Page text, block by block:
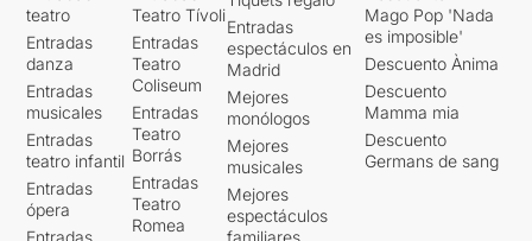
teatro
Entradas
danza
Entradas
musicales
Entradas
teatro infantil
Entradas
ópera
Entradas
Teatro Tívoli
Entradas
Teatro
Coliseum
Entradas
Teatro
Borrás
Entradas
Teatro
Romea
Entradas
espectáculos en
Madrid
Mejores
monólogos
Mejores
musicales
Mejores
espectáculos
familiares
Mago Pop 'Nada
es imposible'
Descuento Ànima
Descuento
Mamma mia
Descuento
Germans de sang